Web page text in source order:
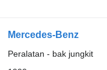
Mercedes-Benz
Peralatan - bak jungkit